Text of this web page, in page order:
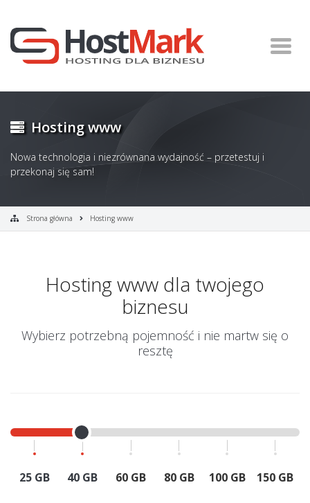
Hosting www
Nowa technologia i niezrównana wydajność – przetestuj i
przekonaj się sam!
Strona główna Hosting www
Hosting www dla twojego
biznesu
Wybierz potrzebną pojemność i nie martw się o
resztę
25 GB 40 GB 60 GB 80 GB 100 GB 150 GB